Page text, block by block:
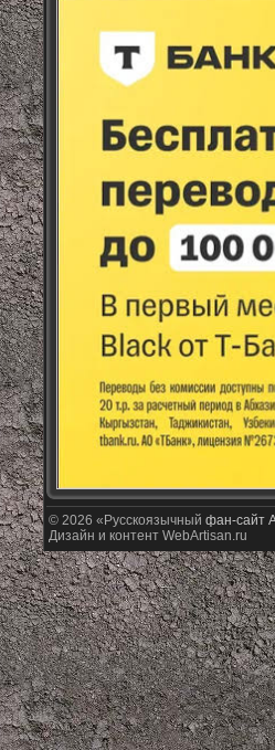
© 2026 «Русскоязычный фан-сайт
Дизайн и контент WebArtisan.ru